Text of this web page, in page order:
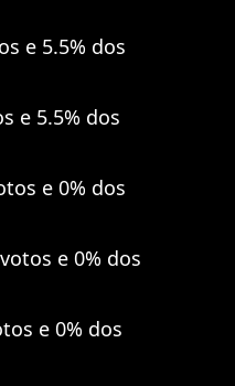
e 5.5% dos
e 5.5% dos
e 0% dos
e 0% dos
e 0% dos